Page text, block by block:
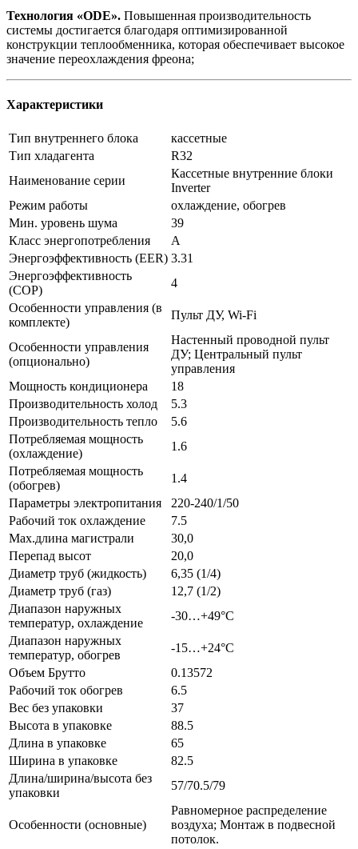
Технология «ODE». Повышенная производительность
системы достигается благодаря оптимизированной
конструкции теплообменника, которая обеспечивает высокое
значение переохлаждения фреона;
Характеристики
Тип внутреннего блока
кассетные
Тип хладагента
R32
Наименование серии
Кассетные внутренние блоки
Inverter
Режим работы
охлаждение, обогрев
Мин. уровень шума
39
Класс энергопотребления
A
Энергоэффективность (EER) 3.31
Энергоэффективность
(COP)
4
Особенности управления (в
комплекте)
Пульт ДУ, Wi-Fi
Особенности управления
(опционально)
Настенный проводной пульт
ДУ; Центральный пульт
управления
Мощность кондиционера
18
Производительность холод
5.3
Производительность тепло
5.6
Потребляемая мощность
(охлаждение)
1.6
Потребляемая мощность
(обогрев)
1.4
Параметры электропитания
220-240/1/50
Рабочий ток охлаждение
7.5
Max.длина магистрали
30,0
Перепад высот
20,0
Диаметр труб (жидкость)
6,35 (1/4)
Диаметр труб (газ)
12,7 (1/2)
Диапазон наружных
температур, охлаждение
-30…+49°С
Диапазон наружных
температур, обогрев
-15…+24°С
Объем Брутто
0.13572
Рабочий ток обогрев
6.5
Вес без упаковки
37
Высота в упаковке
88.5
Длина в упаковке
65
Ширина в упаковке
82.5
Длина/ширина/высота без
упаковки
57/70.5/79
Особенности (основные)
Равномерное распределение
воздуха; Монтаж в подвесной
потолок.